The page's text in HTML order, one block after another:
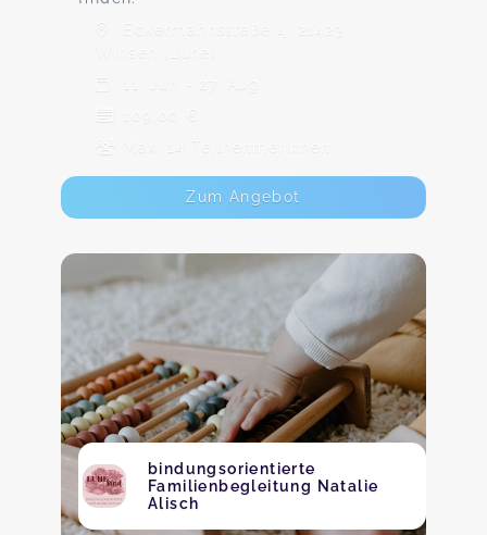
Eckermannstraße 4, 21423
11. Jun - 27. Aug
109,00 €
Max. 14 TeilnehmerInnen
Zum Angebot
bindungsorientierte
Familienbegleitung Natalie
Alisch